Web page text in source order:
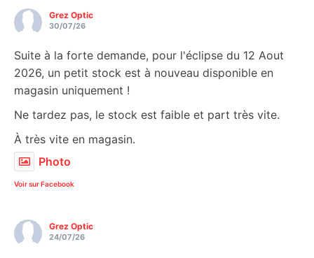
Grez Optic
30/07/26
Suite à la forte demande, pour l'éclipse du 12 Aout
2026, un petit stock est à nouveau disponible en
magasin uniquement !
Ne tardez pas, le stock est faible et part très vite.
À très vite en magasin.
Photo
Voir sur Facebook
Grez Optic
24/07/26